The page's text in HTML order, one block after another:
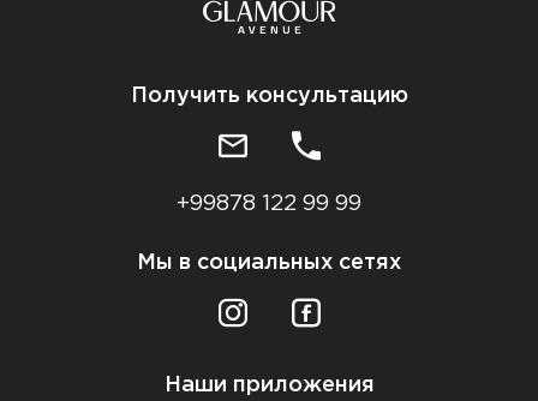
Получить консультацию
+99878 122 99 99
Мы в социальных сетях
Наши приложения